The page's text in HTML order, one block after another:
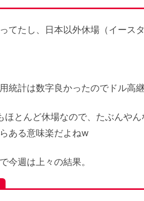
てたし、日本以外休場（イース
統計は数字良かったのでドル高
ほとんど休場なので、たぶんや
ある意味楽だよねw
今週は上々の結果。